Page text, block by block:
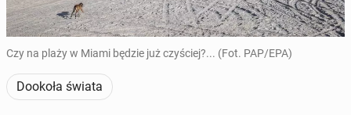
Czy na plaży w Miami będzie już czyściej?... (Fot. PAP/EPA)
Dookoła świata